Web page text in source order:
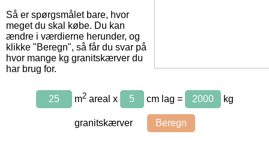
Så er spørgsmålet bare, hvor
meget du skal købe. Du kan
ændre i værdierne herunder, og
klikke "Beregn", så får du svar på
hvor mange kg granitskærver du
har brug for.
m2areal x cm lag = kg
granitskærver